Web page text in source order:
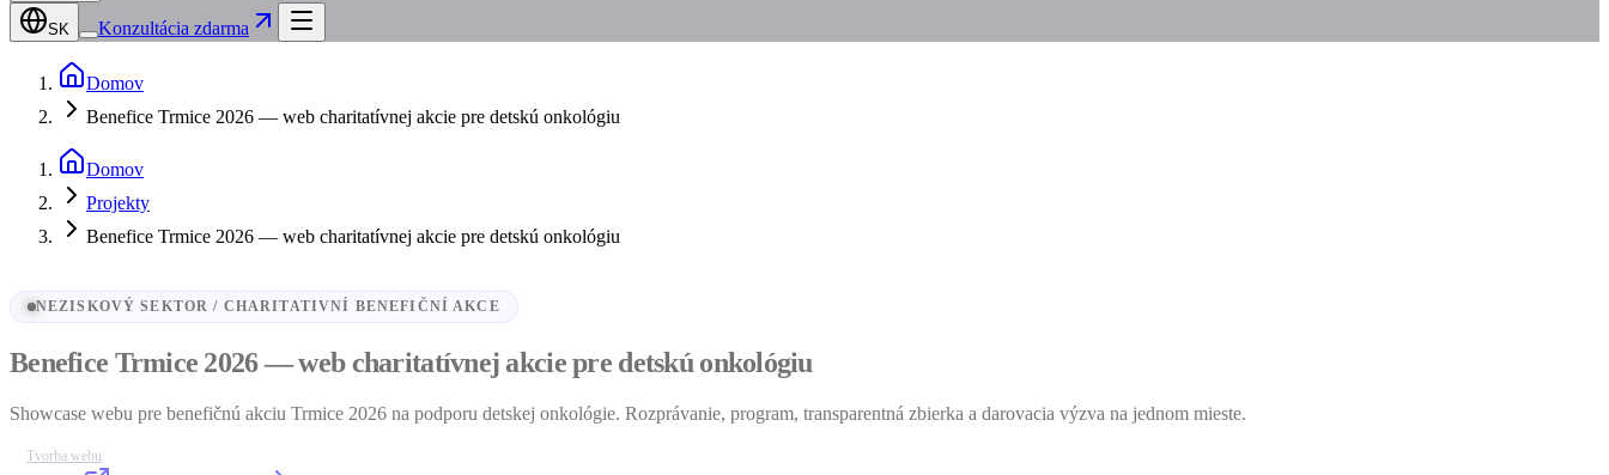
SK Konzultácia zdarma
Domov
Benefice Trmice 2026 — web charitatívnej akcie pre detskú onkológiu
Domov
Projekty
Benefice Trmice 2026 — web charitatívnej akcie pre detskú onkológiu
NEZISKOVÝ SEKTOR / CHARITATIVNÍ BENEFIČNÍ AKCE
Benefice Trmice 2026 — web charitatívnej akcie pre detskú onkológiu
Showcase webu pre benefičnú akciu Trmice 2026 na podporu detskej onkológie. Rozprávanie, program, transparentná zbierka a darovacia výzva na jednom mieste.
Tvorba webu